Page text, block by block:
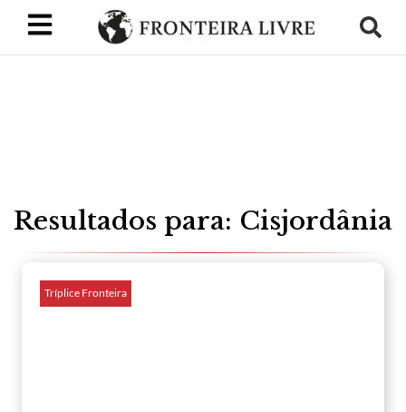
Resultados para: Cisjordânia
Tríplice Fronteira